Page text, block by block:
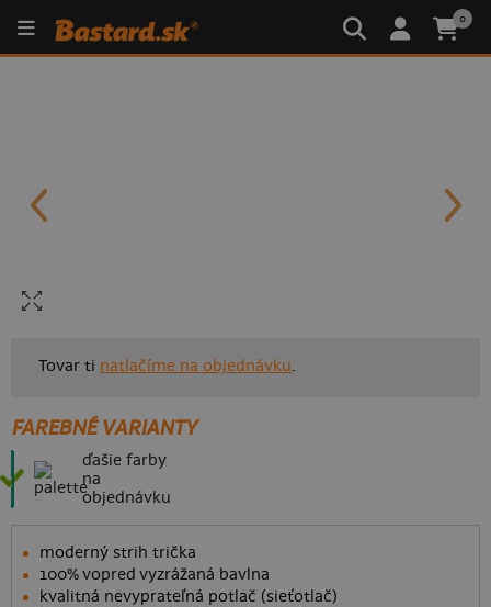
0
Tovar ti natlačíme na objednávku.
FAREBNÉ VARIANTY
ďašie farby
na
objednávku
moderný strih trička
100% vopred vyzrážaná bavlna
kvalitná nevyprateľná potlač (sieťotlač)